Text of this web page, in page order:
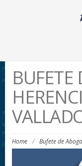
BUFETE
Home / Bufete de